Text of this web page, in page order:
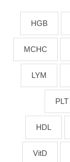
HGB
MCHC
LYM
PLT
HDL
VitD